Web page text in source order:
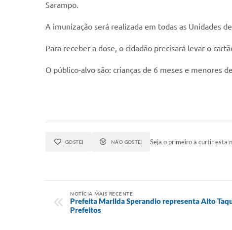
Sarampo.
A imunização será realizada em todas as Unidades
Para receber a dose, o cidadão precisará levar o
O público-alvo são: crianças de 6 meses e menores
GOSTEI NÃO GOSTEI Seja o primeiro a curtir esta
NOTÍCIA MAIS RECENTE
Prefeita Marilda Sperandio representa Alto
Prefeitos